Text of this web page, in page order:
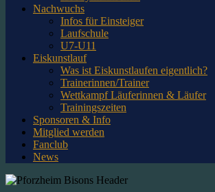
Nachwuchs
Infos für Einsteiger
Laufschule
U7-U11
Eiskunstlauf
Was ist Eiskunstlaufen eigentlich?
Trainerinnen/Trainer
Wettkampf Läuferinnen & Läufer
Trainingszeiten
Sponsoren & Info
Mitglied werden
Fanclub
News